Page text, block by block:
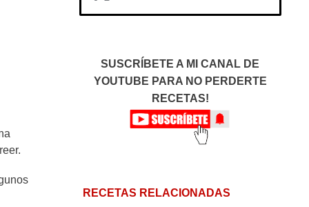
SUSCRÍBETE A MI CANAL DE
YOUTUBE PARA NO PERDERTE
RECETAS!
RECETAS RELACIONADAS